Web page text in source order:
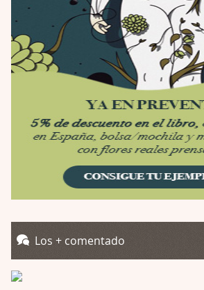
Se llama la posesión en castellano, está …
Obsession
Por: Mariano
Por: Chica Stark
Possession
Posesión Infernal: En Llamas
Por: Skalope
Los + comentado